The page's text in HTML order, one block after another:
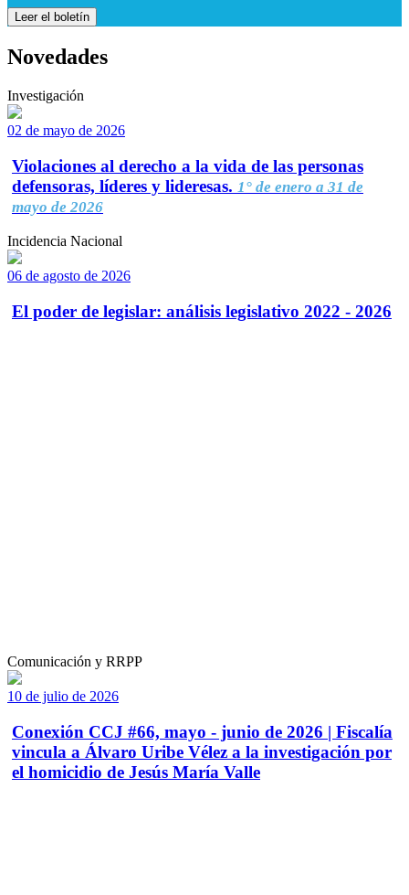
Leer el boletín
Novedades
Investigación
02 de mayo de 2026
Violaciones al derecho a la vida de las personas
defensoras, líderes y lideresas. 1° de enero a 31 de
mayo de 2026
Incidencia Nacional
06 de agosto de 2026
El poder de legislar: análisis legislativo 2022 - 2026
Comunicación y RRPP
10 de julio de 2026
Conexión CCJ #66, mayo - junio de 2026 | Fiscalía
vincula a Álvaro Uribe Vélez a la investigación por
el homicidio de Jesús María Valle